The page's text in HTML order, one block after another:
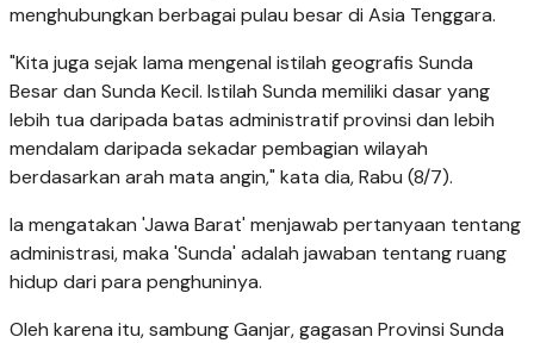
menghubungkan berbagai pulau besar di Asia Tenggara.
"Kita juga sejak lama mengenal istilah geografis Sunda
Besar dan Sunda Kecil. Istilah Sunda memiliki dasar yang
lebih tua daripada batas administratif provinsi dan lebih
mendalam daripada sekadar pembagian wilayah
berdasarkan arah mata angin," kata dia, Rabu (8/7).
Ia mengatakan 'Jawa Barat' menjawab pertanyaan tentang
administrasi, maka 'Sunda' adalah jawaban tentang ruang
hidup dari para penghuninya.
Oleh karena itu, sambung Ganjar, gagasan Provinsi Sunda